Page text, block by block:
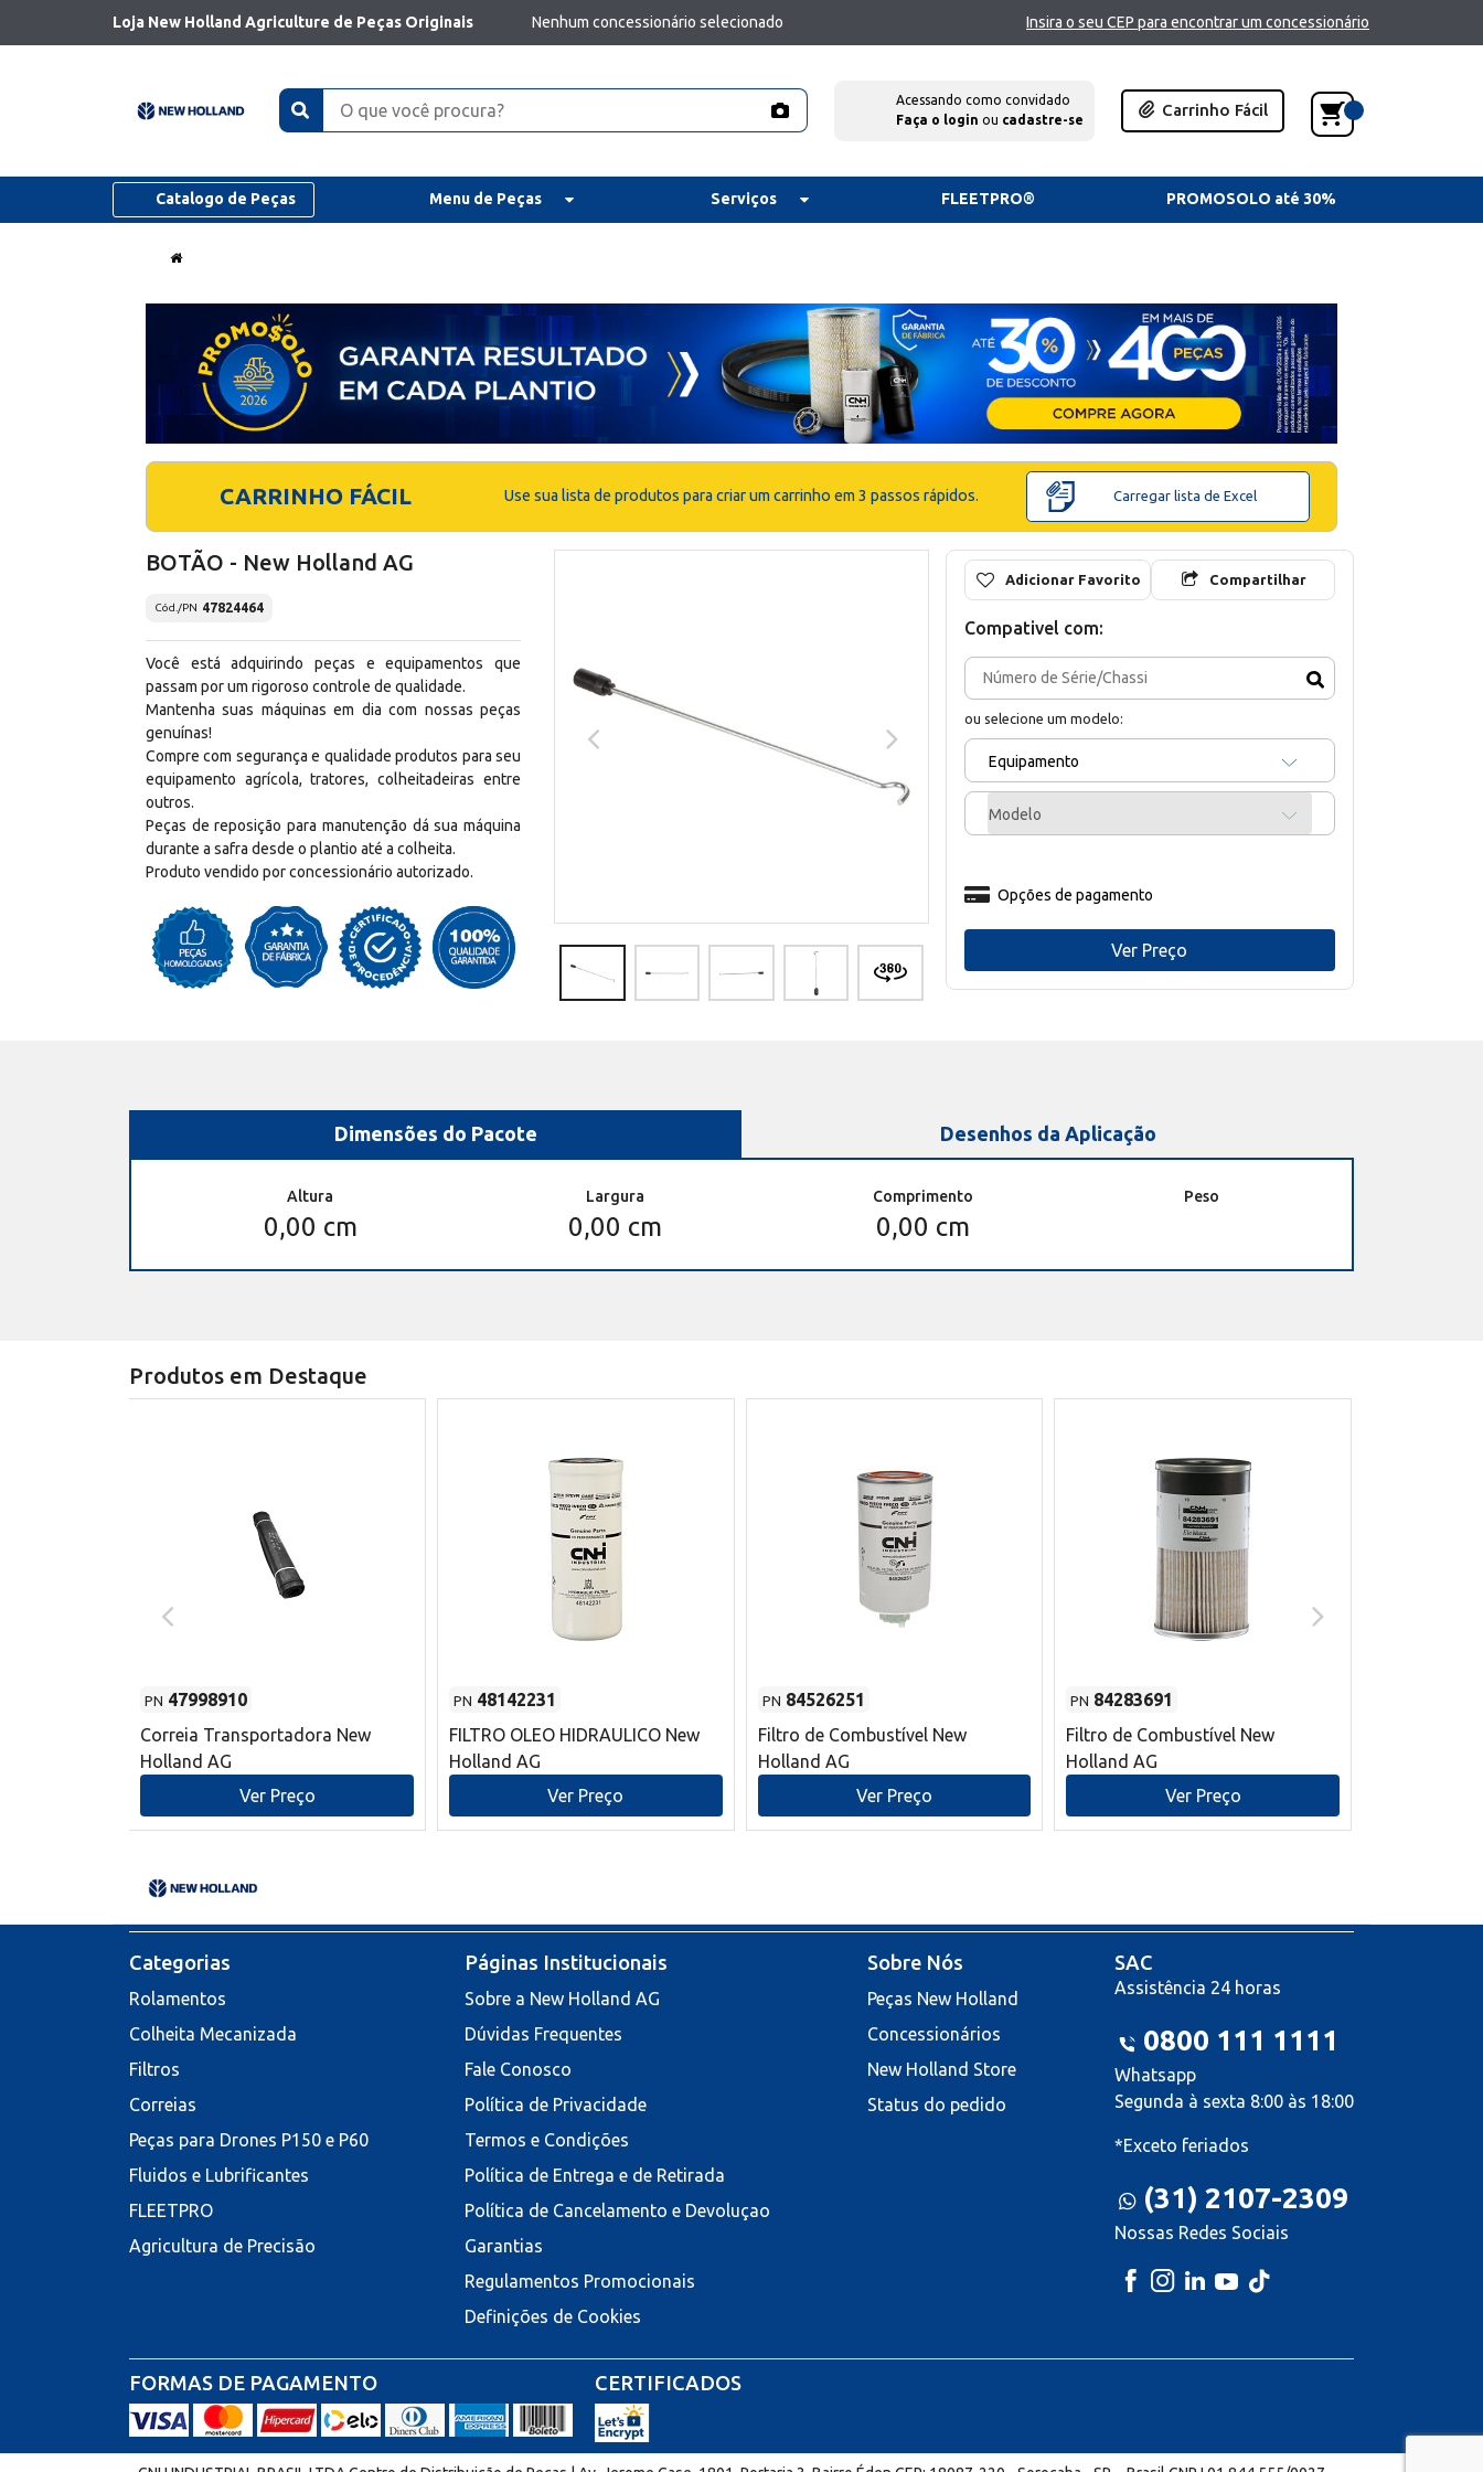
Loja New Holland Agriculture de Peças Originais Nenhum concessionário selecionado Insira o seu CEP para encontrar um concessionário
Acessando como convidado
Faça o login ou cadastre-se
Carrinho Fácil
Catalogo de Peças Menu de Peças Serviços FLEETPRO® PROMOSOLO até 30%
CARRINHO FÁCIL Use sua lista de produtos para criar um carrinho em 3 passos rápidos. Carregar lista de Excel
BOTÃO - New Holland AG
Cód./PN 47824464
Você está adquirindo peças e equipamentos que
passam por um rigoroso controle de qualidade.
Mantenha suas máquinas em dia com nossas peças
genuínas!
Compre com segurança e qualidade produtos para seu
equipamento agrícola, tratores, colheitadeiras entre
outros.
Peças de reposição para manutenção dá sua máquina
durante a safra desde o plantio até a colheita.
Produto vendido por concessionário autorizado.
Adicionar Favorito Compartilhar
Compativel com:
ou selecione um modelo:
Equipamento
Modelo
Opções de pagamento
Ver Preço
Dimensões do Pacote Desenhos da Aplicação
Altura
0,00 cm
Largura
0,00 cm
Comprimento
0,00 cm
Peso
Produtos em Destaque
PN 47998910
Correia Transportadora New
Holland AG
Ver Preço
PN 48142231
FILTRO OLEO HIDRAULICO New
Holland AG
Ver Preço
PN 84526251
Filtro de Combustível New
Holland AG
Ver Preço
PN 84283691
Filtro de Combustível New
Holland AG
Ver Preço
Categorias
Rolamentos
Colheita Mecanizada
Filtros
Correias
Peças para Drones P150 e P60
Fluidos e Lubrificantes
FLEETPRO
Agricultura de Precisão
Páginas Institucionais
Sobre a New Holland AG
Dúvidas Frequentes
Fale Conosco
Política de Privacidade
Termos e Condições
Política de Entrega e de Retirada
Política de Cancelamento e Devoluçao
Garantias
Regulamentos Promocionais
Definições de Cookies
Sobre Nós
Peças New Holland
Concessionários
New Holland Store
Status do pedido
SAC
Assistência 24 horas
0800 111 1111
Whatsapp
Segunda à sexta 8:00 às 18:00
*Exceto feriados
(31) 2107-2309
Nossas Redes Sociais
FORMAS DE PAGAMENTO CERTIFICADOS